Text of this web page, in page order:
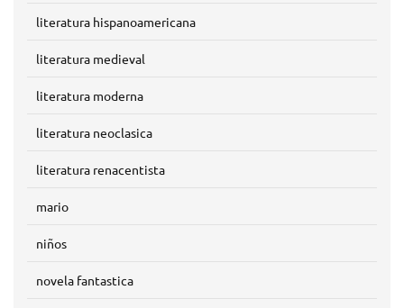
literatura hispanoamericana
literatura medieval
literatura moderna
literatura neoclasica
literatura renacentista
mario
niños
novela fantastica